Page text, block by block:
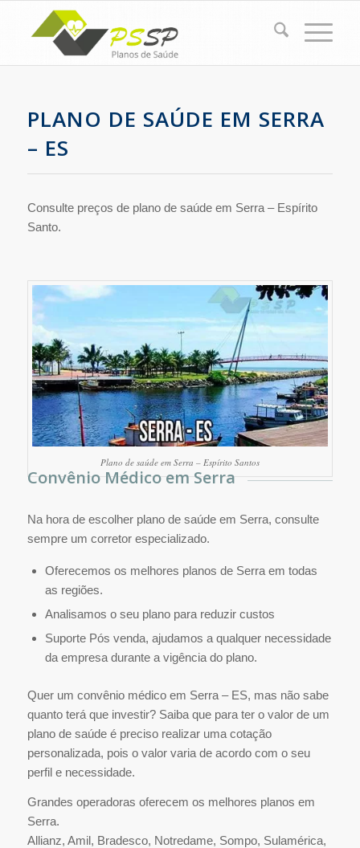
PLANO DE SAÚDE EM SERRA
– ES
Consulte preços de plano de saúde em Serra – Espírito
Santo.
Plano de saúde em Serra – Espírito Santos
Convênio Médico em Serra
Na hora de escolher plano de saúde em Serra, consulte
sempre um corretor especializado.
Oferecemos os melhores planos de Serra em todas
as regiões.
Analisamos o seu plano para reduzir custos
Suporte Pós venda, ajudamos a qualquer necessidade
da empresa durante a vigência do plano.
Quer um convênio médico em Serra – ES, mas não sabe
quanto terá que investir? Saiba que para ter o valor de um
plano de saúde é preciso realizar uma cotação
personalizada, pois o valor varia de acordo com o seu
perfil e necessidade.
Grandes operadoras oferecem os melhores planos em
Serra.
Allianz, Amil, Bradesco, Notredame, Sompo, Sulamérica,